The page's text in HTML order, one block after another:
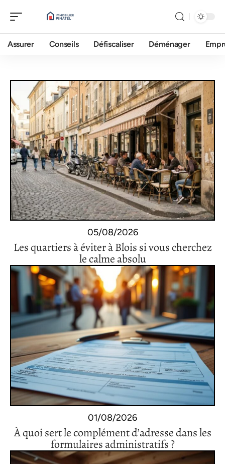
Assurer Conseils Défiscaliser Déménager
05/08/2026
Les quartiers à éviter à Blois si vous cherchez
le calme absolu
01/08/2026
À quoi sert le complément d’adresse dans les
formulaires administratifs ?